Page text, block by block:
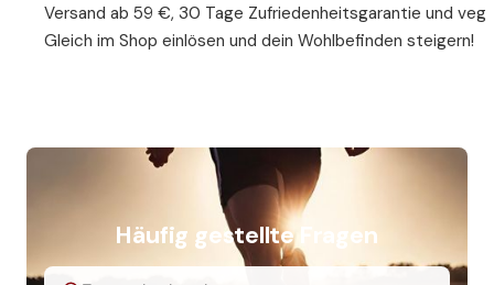
Versand ab 59 €, 30 Tage Zufriedenheitsgarantie und
Gleich im Shop einlösen und dein Wohlbefinden steigern!
Häufig gestellte Fragen